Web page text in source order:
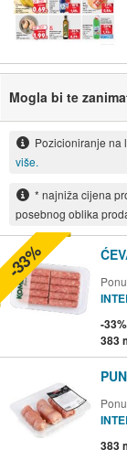
Mogla bi te
Pozicioniranje na
više.
* najniža cijena
posebnog oblika
-33%
383
-33%
383